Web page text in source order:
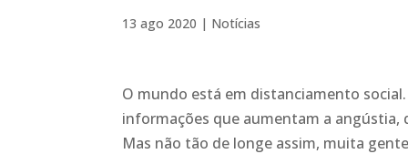
13 ago 2020 | Notícias
O mundo está em distanciamento
informações que aumentam a angústia,
Mas não tão de longe assim, muita